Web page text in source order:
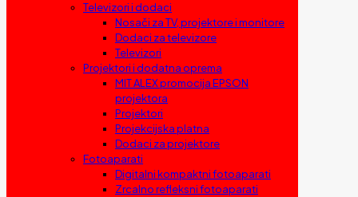
Televizori i dodaci
Nosači za TV, projektore i monitore
Dodaci za televizore
Televizori
Projektori i dodatna oprema
MIT ALEX promocija EPSON
projektora
Projektori
Projekcijska platna
Dodaci za projektore
Fotoaparati
Digitalni kompaktni fotoaparati
Zrcalno refleksni fotoaparati